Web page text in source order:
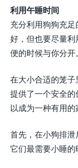
利用午睡时间
充分利用狗狗充
好，但也要尽量
便的时候与你分开。
在大小合适的笼
提供了一个安全
以成为一种有用的
首先，在小狗排
它们最需要小睡的